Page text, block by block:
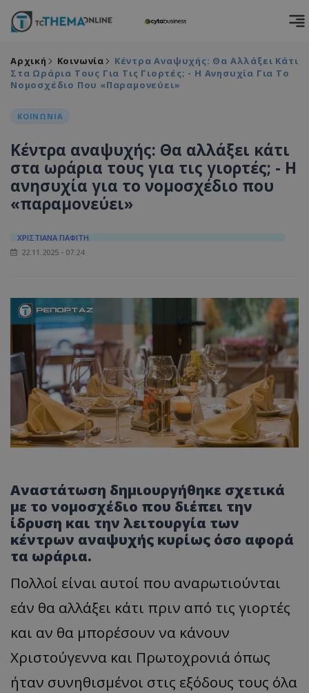
Αρχική Κοινωνία
Κέντρα Αναψυχής: Θα Αλλάξει Κάτι
Στα Ωράρια Τους Για Τις Γιορτές; - Η Ανησυχία Για Το
Νομοσχέδιο Που «παραμονεύει»
ΚΟΙΝΩΝΙΑ
Κέντρα αναψυχής: Θα αλλάξει κάτι
στα ωράρια τους για τις γιορτές; - Η
ανησυχία για το νομοσχέδιο που
«παραμονεύει»
ΧΡΙΣΤΙΑΝΑ ΠΑΦΙΤΗ
22.11.2025 - 07:24
Αναστάτωση δημιουργήθηκε σχετικά
με το νομοσχέδιο που διέπει την
ίδρυση και την λειτουργία των
κέντρων αναψυχής κυρίως όσο αφορά
τα ωράρια.
Πολλοί είναι αυτοί που αναρωτιούνται
εάν θα αλλάξει κάτι πριν από τις γιορτές
και αν θα μπορέσουν να κάνουν
Χριστούγεννα και Πρωτοχρονιά όπως
ήταν συνηθισμένοι στις εξόδους τους όλα